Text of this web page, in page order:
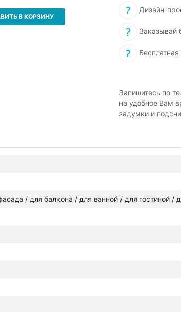
В КОРЗИНУ
Дизайн-
Заказывай
Запишитесь по
на удобное Вам
задумки и
/ для балкона / для ванной / для гостиной /